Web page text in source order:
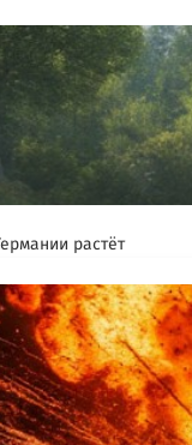
растёт